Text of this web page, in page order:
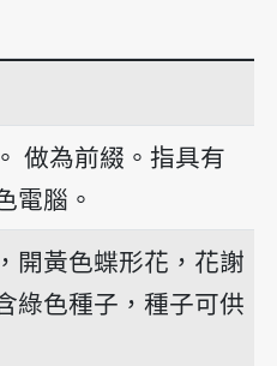
做為前綴。指具有
電腦。
開黃色蝶形花，花謝
綠色種子，種子可供